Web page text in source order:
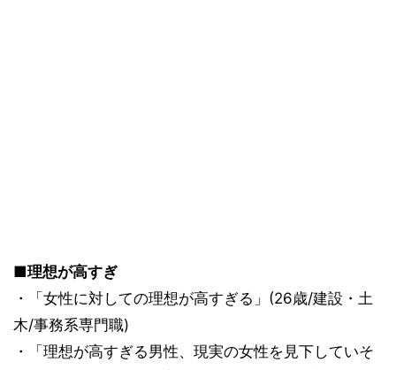
■理想が高すぎ
・「女性に対しての理想が高すぎる」(26歳/建設・土
木/事務系専門職)
・「理想が高すぎる男性、現実の女性を見下していそ